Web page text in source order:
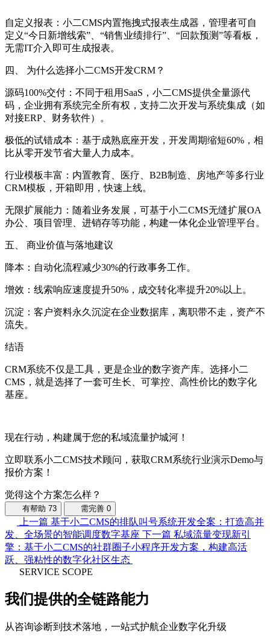
自定义报表：小二CMS内置拖拽式报表生成器，管理者可自
定义“今日新增线索”、“销售业绩排行”、“回款预测”等看板，
无需IT介入即可生成报表。
四、 为什么选择小二CMS开发CRM？
源码100%交付：不同于租用SaaS，小二CMS提供全量源代
码，企业拥有系统完全所有权，支持二次开发与系统集成（如
对接ERP、财务软件）。
极低的试错成本：基于成熟底座开发，开发周期缩短60%，相
比从零开发节省大量人力成本。
行业模板丰富：内置教育、医疗、B2B制造、房地产等多行业
CRM模板，开箱即用，快速上线。
无限扩展能力：随着业务发展，可基于小二CMS无缝扩展OA
办公、项目管理、进销存等功能，构建一体化企业管理平台。
五、 商业价值与落地建议
降本：自动化流程减少30%的行政事务工作。
增效：线索响应速度提升50%，成交转化率提升20%以上。
沉淀：客户资料永久沉淀在企业数据库，离职带不走，资产不
流失。
结语
CRM系统不仅是工具，更是企业的数字资产库。选择小二
CMS，就是选择了一套可生长、可掌控、高性价比的数字化
基座。
现在行动，构建属于您的私域流量护城河！
立即联系小二CMS技术顾问，获取CRM系统行业演示Demo与
报价方案！
觉得这个方案怎么样？
有帮助 73 需完善 0
上一篇 基于小二CMS的排队叫号系统开发全案：打造高并
发、全场景的智能调度数字基座 下一篇 私域流量变现新引
擎：基于小二CMS的社群圈子小程序开发方案，构建高活
跃、强粘性的数字化社区生态
SERVICE SCOPE
我们提供的全链路能力
从咨询诊断到技术落地，一站式护航企业数字化升级